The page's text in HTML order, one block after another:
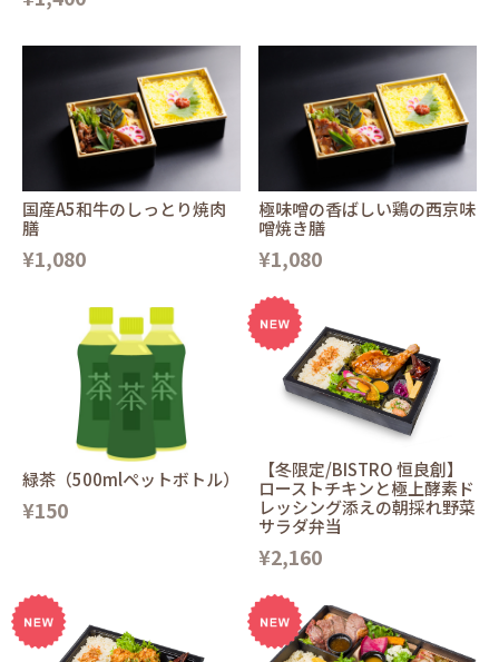
国産A5和牛のしっとり焼肉
膳
¥1,080
極味噌の香ばしい鶏の西京味
噌焼き膳
¥1,080
緑茶（500mlペットボトル）
¥150
【冬限定/BISTRO 恒良創】
ローストチキンと極上酵素ド
レッシング添えの朝採れ野菜
サラダ弁当
¥2,160